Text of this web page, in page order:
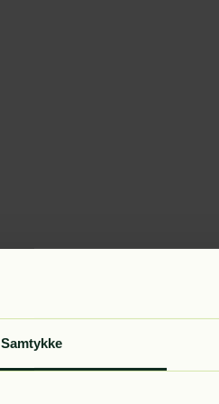
Samtykke